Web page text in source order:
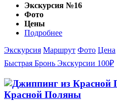
Экскурсия №16
Фото
Цены
Подробнее
Экскурсия Маршрут Фото Цена
Быстрая Бронь Экскурсии 100₽
Красной Поляны